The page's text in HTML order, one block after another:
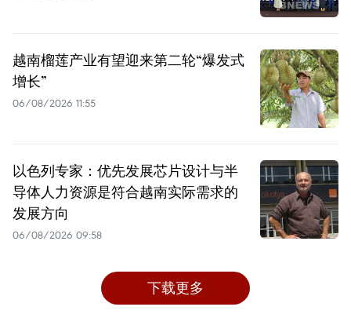
越南榴莲产业有望迎来第二轮“爆发式
增长”
06/08/2026 11:55
以色列专家：优先发展芯片设计与半
导体人力资源是符合越南实际需求的
发展方向
06/08/2026 09:58
下载更多